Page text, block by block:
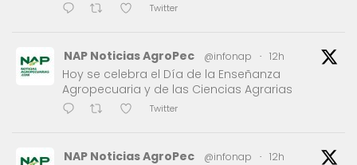
Twitter
NAP Noticias AgroPec @infonap · 12h
Hoy se celebra el Día de la Enseñanza
Agropecuaria y de las Ciencias Agrarias
Twitter
NAP Noticias AgroPec @infonap · 12h